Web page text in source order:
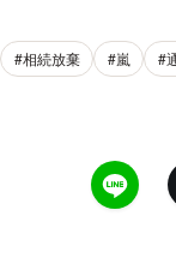
#相続放棄 #嵐 #